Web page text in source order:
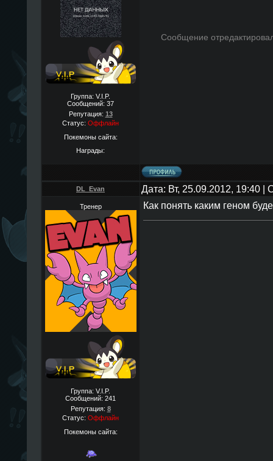
Группа: V.I.P.
Сообщений: 37
Репутация: 13
Статус: Оффлайн
Покемоны сайта:
Награды:
Сообщение
DL_Evan Дата: Вт, 25.09.2012, 19:40
Тренер
Группа: V.I.P.
Сообщений: 241
Репутация: 8
Статус: Оффлайн
Покемоны сайта:
Как понять каким геном